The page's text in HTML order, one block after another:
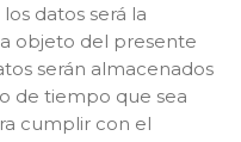
datos será la
objeto del presente
serán almacenados
de tiempo que sea
cumplir con el